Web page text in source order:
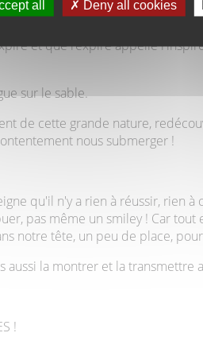
son subtil de notre respiration.
et que l'expire appelle
sur le sable.
de cette grande nature,
nous submerger !
qu'il n'y a rien à réussir, rien
pas même un smiley ! Car
notre tête, un peu de place,
aussi la montrer et la transmettre
!
all Deny all cookies